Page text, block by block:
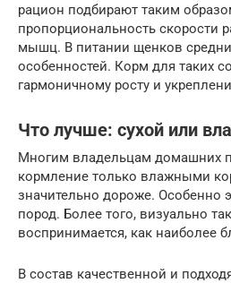
рацион подбирают таким
пропорциональность скорости
мышц. В питании щенков
особенностей. Корм для таких
гармоничному росту и
Что лучше: сухой или
Многим владельцам домашних
кормление только влажными
значительно дороже. Особенно
пород. Более того, визуально
воспринимается, как наиболее
В состав качественной и